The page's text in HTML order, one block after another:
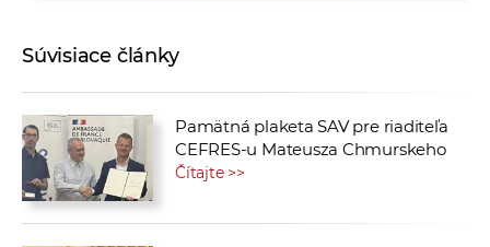
Súvisiace články
Pamätná plaketa SAV pre riaditeľa
CEFRES-u Mateusza Chmurskeho
Čítajte >>